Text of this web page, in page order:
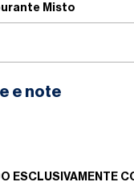
Misto
e note
ESCLUSIVAMENTE